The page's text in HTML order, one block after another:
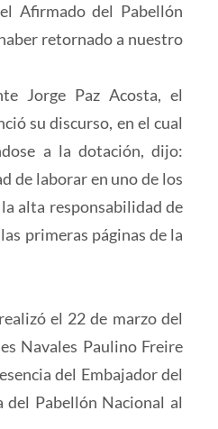
Afirmado del Pabellón
retornado a nuestro
Jorge Paz Acosta, el
su discurso, en el cual
a la dotación, dijo:
de laborar en uno de los
alta responsabilidad de
primeras páginas de la
el 22 de marzo del
Navales Paulino Freire
del Embajador del
del Pabellón Nacional al